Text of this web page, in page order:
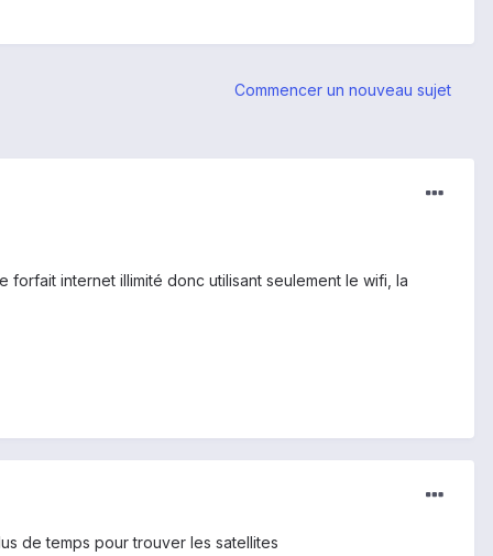
Commencer un nouveau sujet
internet illimité donc utilisant seulement le wifi, la
de temps pour trouver les satellites